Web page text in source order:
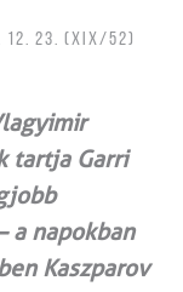
12. 23. (XIX/52)
tartja Garri
a napokban
Kaszparov